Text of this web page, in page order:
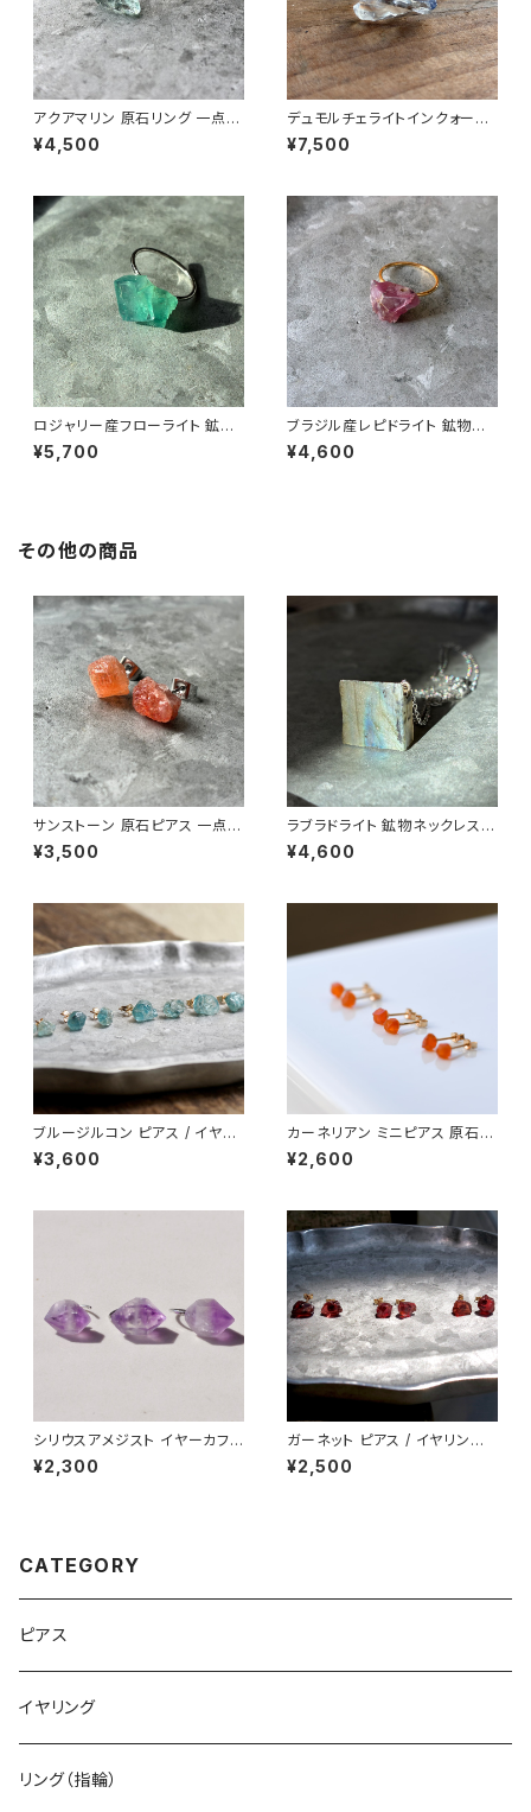
アクアマリン 原石リング 一点も
の 指輪 フリーサイズ 鉱物 天然
石 ハンドメイド アクセサリー パ
¥4,500
デュモルチェライトインクォーツ
鉱物リング 一点もの 原石 指輪
フリーサイズ 天然石 ハンドメイ
¥7,500
ロジャリー産フローライト 鉱物
リング 一点もの 原石 指輪 フリ
ーサイズ 天然石 ハンドメイド
¥5,700
ブラジル産レピドライト 鉱物リ
ング 一点もの 原石 指輪 フリー
サイズ 天然石 ハンドメイド アク
¥4,600
その他の商品
サンストーン 原石ピアス 一点も
の 鉱物 天然石 金属アレルギー
対応 ハンドメイド アクセサリー
¥3,500
ラブラドライト 鉱物ネックレス
一点もの 原石 天然石 ハンドメ
イド アクセサリー パワーストー
¥4,600
ブルージルコン ピアス / イヤリ
ング アレルギー対応 アレルギー
対応 原石 鉱物 パワーストーン
¥3,600
カーネリアン ミニピアス 原石
鉱物 天然石 シンプル 仕事 オフ
ィス 通勤 小さい アクセサリー
¥2,600
シリウスアメジスト イヤーカフ
原石 鉱物 天然石 パワーストー
ン (No.2310)
¥2,300
ガーネット ピアス / イヤリング
アレルギー対応 原石 鉱物 天然
石 パワーストーン (No.2128)
¥2,500
CATEGORY
ピアス
イヤリング
リング（指輪）